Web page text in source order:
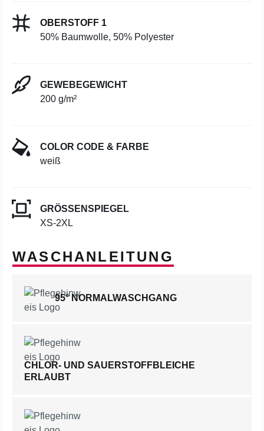
OBERSTOFF 1
50% Baumwolle, 50% Polyester
GEWEBEGEWICHT
200 g/m²
COLOR CODE & FARBE
weiß
GRÖSSENSPIEGEL
XS-2XL
WASCHANLEITUNG
95° NORMALWASCHGANG
CHLOR- UND SAUERSTOFFBLEICHE
ERLAUBT